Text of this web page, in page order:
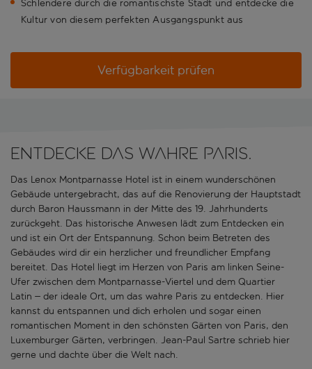
Schlendere durch die romantischste Stadt und entdecke die
Kultur von diesem perfekten Ausgangspunkt aus
Verfügbarkeit prüfen
Entdecke das wahre Paris.
Das Lenox Montparnasse Hotel ist in einem wunderschönen
Gebäude untergebracht, das auf die Renovierung der Hauptstadt
durch Baron Haussmann in der Mitte des 19. Jahrhunderts
zurückgeht. Das historische Anwesen lädt zum Entdecken ein
und ist ein Ort der Entspannung. Schon beim Betreten des
Gebäudes wird dir ein herzlicher und freundlicher Empfang
bereitet. Das Hotel liegt im Herzen von Paris am linken Seine-
Ufer zwischen dem Montparnasse-Viertel und dem Quartier
Latin – der ideale Ort, um das wahre Paris zu entdecken. Hier
kannst du entspannen und dich erholen und sogar einen
romantischen Moment in den schönsten Gärten von Paris, den
Luxemburger Gärten, verbringen. Jean-Paul Sartre schrieb hier
gerne und dachte über die Welt nach.